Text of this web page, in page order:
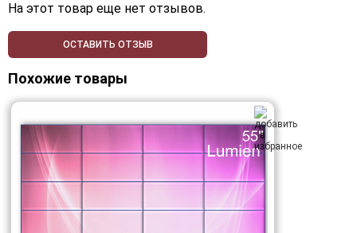
На этот товар еще нет отзывов.
ОСТАВИТЬ ОТЗЫВ
Похожие товары